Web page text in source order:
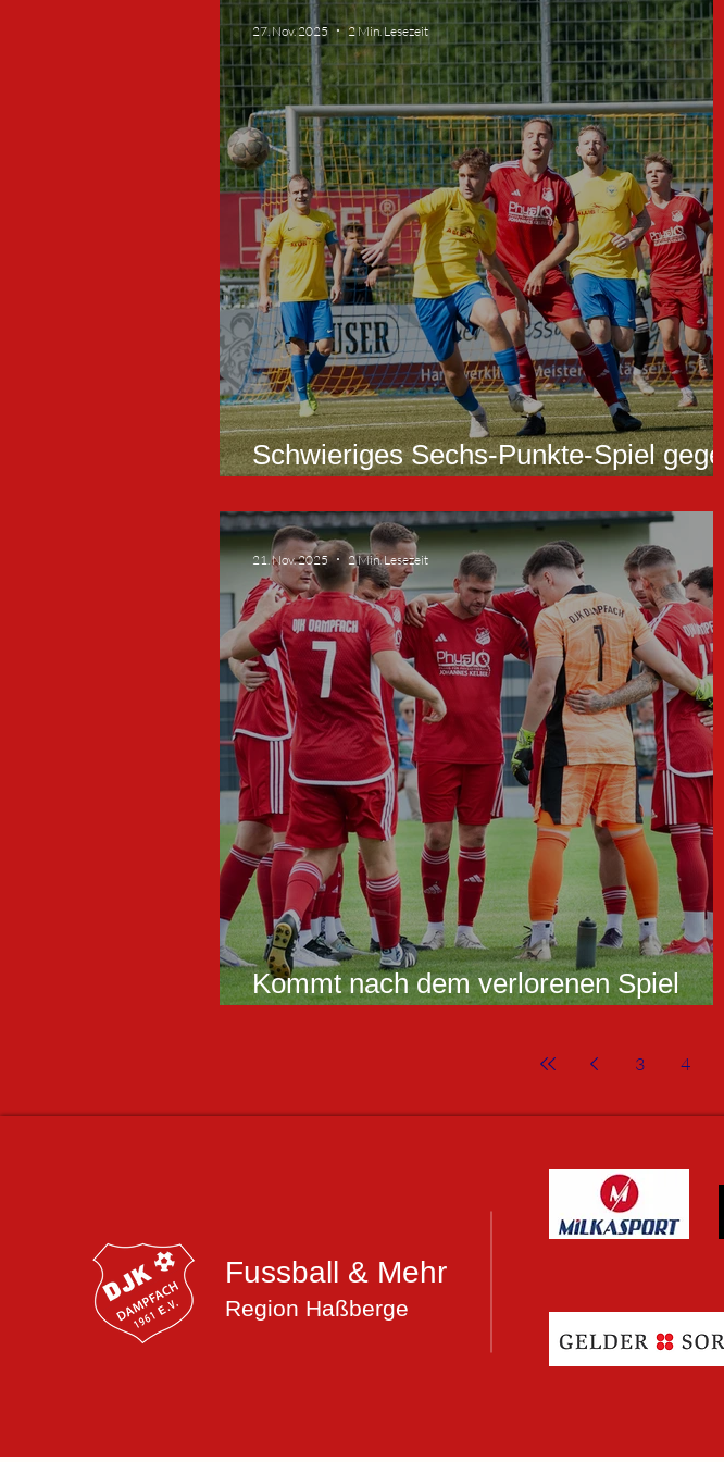
Schwieriges Sechs-Punkte-Spiel gegen
Winterpause
27. Nov. 2025 2 Min. Lesezeit
Kommt nach dem verlorenen Spiel
21. Nov. 2025 2 Min. Lesezeit
3 4
Fussball & Mehr
Region Haßberge